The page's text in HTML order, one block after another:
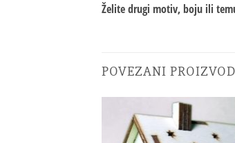
Želite drugi motiv, boju ili
POVEZANI